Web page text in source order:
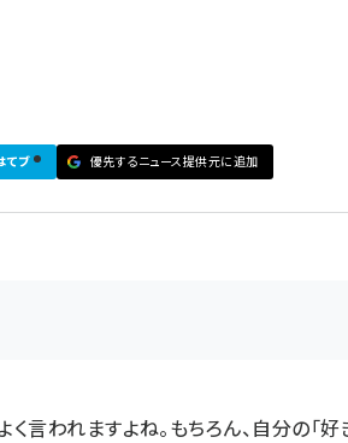
てブ 優先するニュース提供元に追加
く言われますよね。もちろん、自分の「